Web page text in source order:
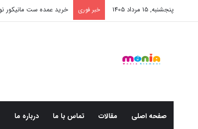
پنجشنبه, 15 مرداد 1405 خبر فوری خرید شامپو سر و بدن 500 میل کودک موستلا
صفحه اصلی مقالات تماس با ما درباره ما